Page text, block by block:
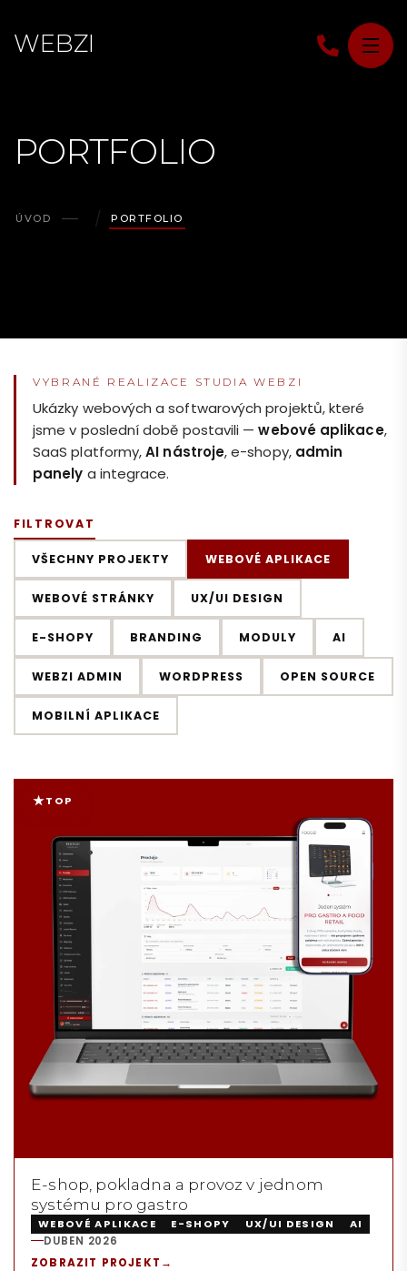
WEBZI
PORTFOLIO
ÚVOD PORTFOLIO
Portfolio
VYBRANÉ REALIZACE STUDIA WEBZI
Ukázky webových a softwarových projektů, které
jsme v poslední době postavili —webové aplikace,
SaaS platformy, AI nástroje, e-shopy, admin
panely a integrace.
FILTROVAT
VŠECHNY PROJEKTY WEBOVÉ APLIKACE
WEBOVÉ STRÁNKY UX/UI DESIGN
E-SHOPY BRANDING MODULY AI
WEBZI ADMIN WORDPRESS OPEN SOURCE
MOBILNÍ APLIKACE
★TOP
E-shop, pokladna a provoz v jednom
systému pro gastro
WEBOVÉ APLIKACE E-SHOPY UX/UI DESIGN
AI
REALIZACE:
DUBEN 2026
ZOBRAZIT PROJEKT →